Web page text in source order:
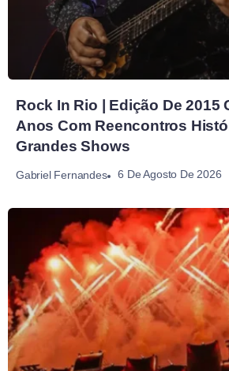
Rock In Rio | Edição De 2015
Anos Com Reencontros
Grandes Shows
Gabriel Fernandes 6 De Agosto De 2026